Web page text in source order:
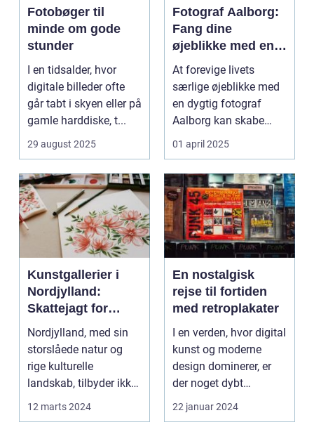
Fotobøger til
minde om gode
stunder
I en tidsalder, hvor
digitale billeder ofte
går tabt i skyen eller på
gamle harddiske, t...
29 august 2025
Fotograf Aalborg:
Fang dine
øjeblikke med en
professionel
fotograf
At forevige livets
særlige øjeblikke med
en dygtig fotograf
Aalborg kan skabe
minder, d...
01 april 2025
Kunstgallerier i
Nordjylland:
Skattejagt for
kunstentusiaster
Nordjylland, med sin
storslåede natur og
rige kulturelle
landskab, tilbyder ikke
kun en flugt ...
12 marts 2024
En nostalgisk
rejse til fortiden
med retroplakater
I en verden, hvor digital
kunst og moderne
design dominerer, er
der noget dybt
fascinerende og
drage...
22 januar 2024